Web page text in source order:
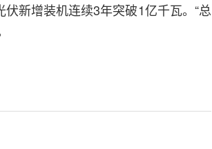
新增装机连续3年突破1亿千瓦。“总